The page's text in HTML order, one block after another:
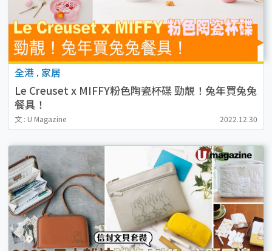
全港 . 家居
Le Creuset x MIFFY粉色陶瓷杯碟 勁靚！兔年買兔兔
餐具！
文 : U Magazine 2022.12.30